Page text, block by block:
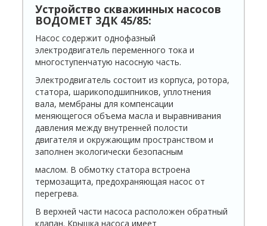
Устройство скважинных насосов
ВОДОМЕТ 3ДК 45/85:
Насос содержит однофазный
электродвигатель переменного тока и
многоступенчатую насосную часть.
Электродвигатель состоит из корпуса, ротора,
статора, шарикоподшипников, уплотнения
вала, мембраны для компенсации
меняющегося объема масла и выравнивания
давления между внутренней полости
двигателя и окружающим пространством и
заполнен экологически безопасным
маслом. В обмотку статора встроена
термозащита, предохраняющая насос от
перегрева.
В верхней части насоса расположен обратный
клапан. Крышка насоса имеет